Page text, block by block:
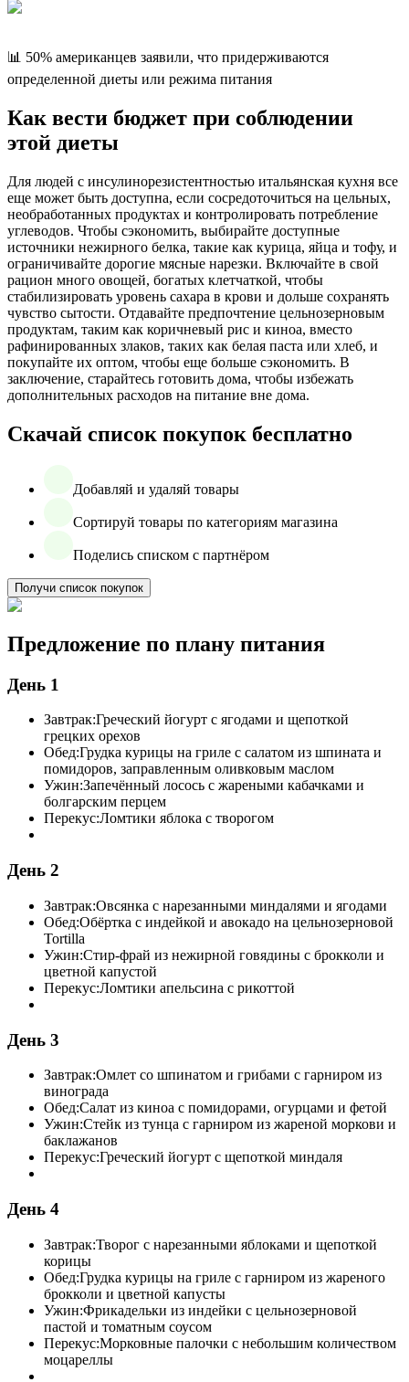
📊 50% американцев заявили, что придерживаются
определенной диеты или режима питания
Как вести бюджет при соблюдении
этой диеты
Для людей с инсулинорезистентностью итальянская кухня все
еще может быть доступна, если сосредоточиться на цельных,
необработанных продуктах и контролировать потребление
углеводов. Чтобы сэкономить, выбирайте доступные
источники нежирного белка, такие как курица, яйца и тофу, и
ограничивайте дорогие мясные нарезки. Включайте в свой
рацион много овощей, богатых клетчаткой, чтобы
стабилизировать уровень сахара в крови и дольше сохранять
чувство сытости. Отдавайте предпочтение цельнозерновым
продуктам, таким как коричневый рис и киноа, вместо
рафинированных злаков, таких как белая паста или хлеб, и
покупайте их оптом, чтобы еще больше сэкономить. В
заключение, старайтесь готовить дома, чтобы избежать
дополнительных расходов на питание вне дома.
Скачай список покупок бесплатно
Добавляй и удаляй товары
Сортируй товары по категориям магазина
Поделись списком с партнёром
Получи список покупок
Предложение по плану питания
День 1
Завтрак:Греческий йогурт с ягодами и щепоткой
грецких орехов
Обед:Грудка курицы на гриле с салатом из шпината и
помидоров, заправленным оливковым маслом
Ужин:Запечённый лосось с жареными кабачками и
болгарским перцем
Перекус:Ломтики яблока с творогом
День 2
Завтрак:Овсянка с нарезанными миндалями и ягодами
Обед:Обёртка с индейкой и авокадо на цельнозерновой
Tortilla
Ужин:Стир-фрай из нежирной говядины с брокколи и
цветной капустой
Перекус:Ломтики апельсина с рикоттой
День 3
Завтрак:Омлет со шпинатом и грибами с гарниром из
винограда
Обед:Салат из киноа с помидорами, огурцами и фетой
Ужин:Стейк из тунца с гарниром из жареной моркови и
баклажанов
Перекус:Греческий йогурт с щепоткой миндаля
День 4
Завтрак:Творог с нарезанными яблоками и щепоткой
корицы
Обед:Грудка курицы на гриле с гарниром из жареного
брокколи и цветной капусты
Ужин:Фрикадельки из индейки с цельнозерновой
пастой и томатным соусом
Перекус:Морковные палочки с небольшим количеством
моцареллы